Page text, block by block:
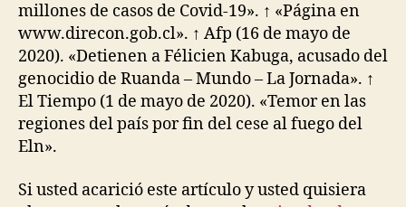
millones de casos de Covid-19». ↑ «Página en
www.direcon.gob.cl». ↑ Afp (16 de mayo de
2020). «Detienen a Félicien Kabuga, acusado del
genocidio de Ruanda – Mundo – La Jornada». ↑
El Tiempo (1 de mayo de 2020). «Temor en las
regiones del país por fin del cese al fuego del
Eln».
Si usted acarició este artículo y usted quisiera